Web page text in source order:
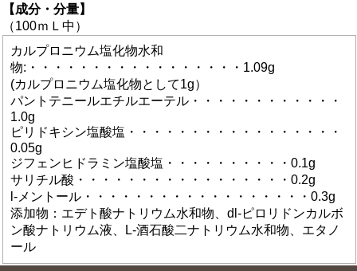
【成分・分量】
（100ｍＬ中）
カルプロニウム塩化物水和
物:・・・・・・・・・・・・・・・・・1.09g
(カルプロニウム塩化物として1g）
パントテニールエチルエーテル・・・・・・・・・・・・
1.0g
ピリドキシン塩酸塩・・・・・・・・・・・・・・・・・
0.05g
ジフェンヒドラミン塩酸塩・・・・・・・・・・0.1g
サリチル酸・・・・・・・・・・・・・・・・・0.2g
l-メントール・・・・・・・・・・・・・・・・・・0.3g
添加物：エデト酸ナトリウム水和物、dl-ピロリドンカルボ
ン酸ナトリウム液、L-酒石酸二ナトリウム水和物、エタノ
ール